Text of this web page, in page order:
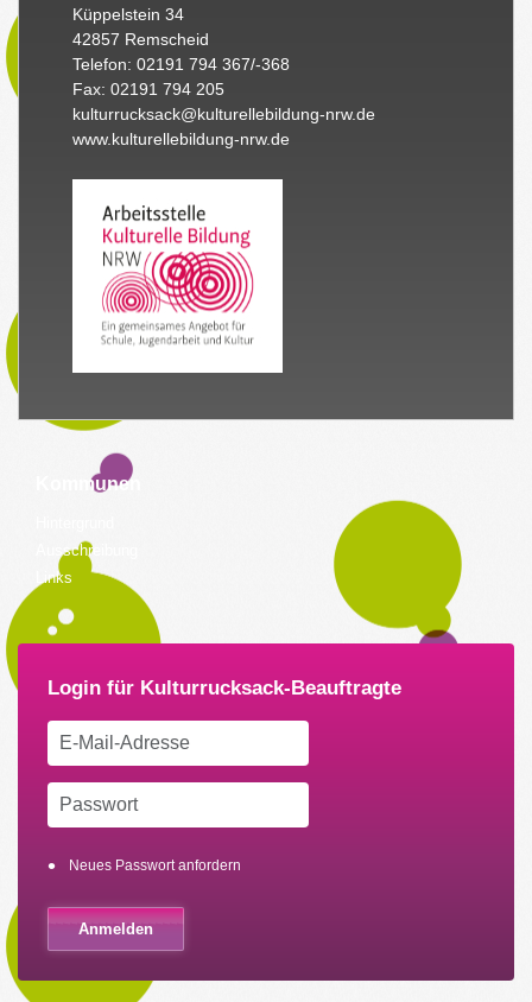
Küppelstein 34
42857 Remscheid
Telefon: 02191 794 367/-368
Fax: 02191 794 205
kulturrucksack@kulturellebildung-nrw.de
www.kulturellebildung-nrw.de
Kommunen
Ausschreibung
Links
Neues Passwort anfordern